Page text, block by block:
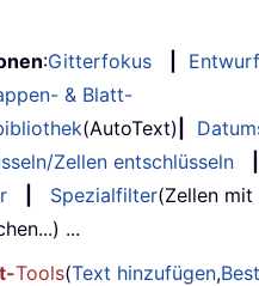
:Gitterfokus
Entwurf
& Blatt-
(AutoText)
Zellen entschlüsseln
Spezialfilter(Zellen
...
Tools(Text hinzufügen,